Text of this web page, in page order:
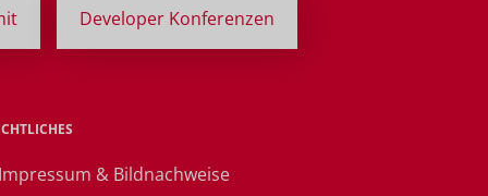
Developer Konferenzen
& Bildnachweise